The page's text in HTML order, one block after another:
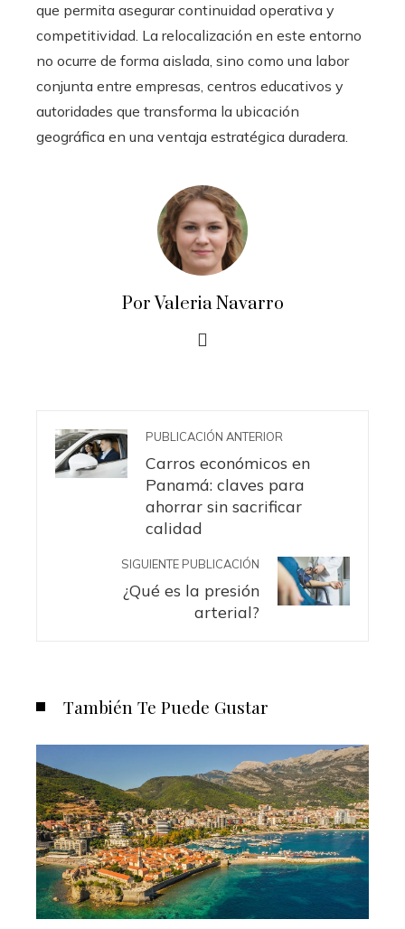
que permita asegurar continuidad operativa y
competitividad. La relocalización en este entorno
no ocurre de forma aislada, sino como una labor
conjunta entre empresas, centros educativos y
autoridades que transforma la ubicación
geográfica en una ventaja estratégica duradera.
Por Valeria Navarro
PUBLICACIÓN ANTERIOR
Carros económicos en
Panamá: claves para
ahorrar sin sacrificar
calidad
SIGUIENTE PUBLICACIÓN
¿Qué es la presión
arterial?
También Te Puede Gustar